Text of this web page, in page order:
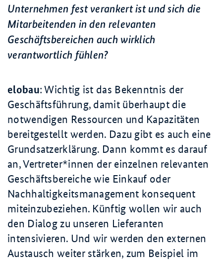
Unternehmen fest verankert ist und sich die
Mitarbeitenden in den relevanten
Geschäftsbereichen auch wirklich
verantwortlich fühlen?
elobau: Wichtig ist das Bekenntnis der
Geschäftsführung, damit überhaupt die
notwendigen Ressourcen und Kapazitäten
bereitgestellt werden. Dazu gibt es auch eine
Grundsatzerklärung. Dann kommt es darauf
an, Vertreter*innen der einzelnen relevanten
Geschäftsbereiche wie Einkauf oder
Nachhaltigkeitsmanagement konsequent
miteinzubeziehen. Künftig wollen wir auch
den Dialog zu unseren Lieferanten
intensivieren. Und wir werden den externen
Austausch weiter stärken, zum Beispiel im